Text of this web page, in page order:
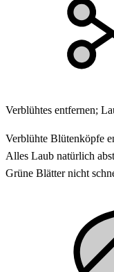
Verblühtes entfernen;
Verblühte Blütenköpfe
Alles Laub natürlich
Grüne Blätter nicht